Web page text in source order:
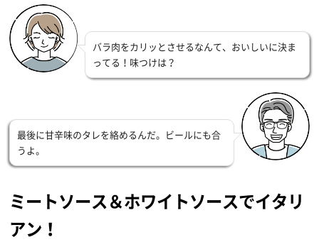
バラ肉をカリッとさせるなんて、おいしいに決ま
ってる！味つけは？
最後に甘辛味のタレを絡めるんだ。ビールにも合
うよ。
ミートソース＆ホワイトソースでイタリ
アン！